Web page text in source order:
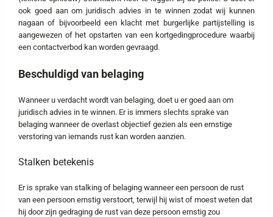
ook goed aan om juridisch advies in te winnen zodat wij kunnen
nagaan of bijvoorbeeld een klacht met burgerlijke partijstelling is
aangewezen of het opstarten van een kortgedingprocedure waarbij
een contactverbod kan worden gevraagd.
Beschuldigd van belaging
Wanneer u verdacht wordt van belaging, doet u er goed aan om
juridisch advies in te winnen. Er is immers slechts sprake van
belaging wanneer de overlast objectief gezien als een ernstige
verstoring van iemands rust kan worden aanzien.
Stalken betekenis
Er is sprake van stalking of belaging wanneer een persoon de rust
van een persoon ernstig verstoort, terwijl hij wist of moest weten dat
hij door zijn gedraging de rust van deze persoon ernstig zou